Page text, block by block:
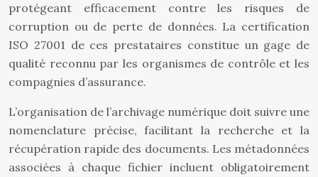
protégeant efficacement contre les risques de
corruption ou de perte de données. La certification
ISO 27001 de ces prestataires constitue un gage de
qualité reconnu par les organismes de contrôle et les
compagnies d’assurance.
L’organisation de l’archivage numérique doit suivre une
nomenclature précise, facilitant la recherche et la
récupération rapide des documents. Les métadonnées
associées à chaque fichier incluent obligatoirement